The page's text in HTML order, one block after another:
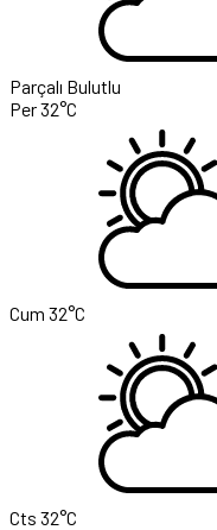
Parçalı Bulutlu
Per32°C
Cum 32°C
Cts 32°C